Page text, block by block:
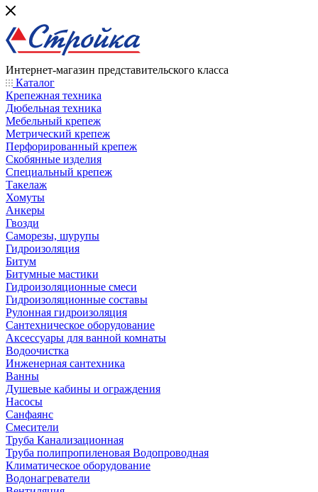
Интернет-магазин представительского класса
Каталог
Крепежная техника
Дюбельная техника
Мебельный крепеж
Метрический крепеж
Перфорированный крепеж
Скобянные изделия
Специальный крепеж
Такелаж
Хомуты
Анкеры
Гвозди
Саморезы, шурупы
Гидроизоляция
Битум
Битумные мастики
Гидроизоляционные смеси
Гидроизоляционные составы
Рулонная гидроизоляция
Сантехническое оборудование
Аксессуары для ванной комнаты
Водоочистка
Инженерная сантехника
Ванны
Душевые кабины и ограждения
Насосы
Санфаянс
Смесители
Труба Канализационная
Труба полипропиленовая Водопроводная
Климатическое оборудование
Водонагреватели